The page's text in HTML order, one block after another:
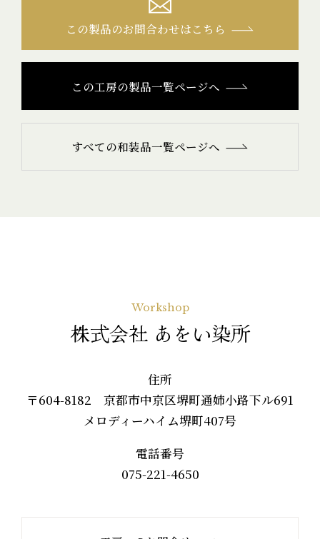
この製品のお問合わせはこちら
この工房の製品一覧ページへ
すべての和装品一覧ページへ
Workshop
株式会社 あをい染所
住所
〒604-8182 京都市中京区堺町通姉小路下ル691
メロディーハイム堺町407号
電話番号
075-221-4650